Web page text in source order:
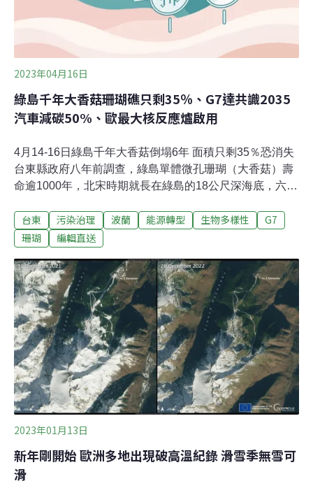
2023年04月16日
綠島千年大香菇珊瑚礁只剩35％、G7達共識2035
汽車減碳50%、歐最大核反應爐啟用
4月14-16日綠島千年大香菇倒塌6年 面積只剩35％恐消失
台東縣政府八年前調查，綠島單體微孔珊瑚（大香菇）壽
命逾1000年，北宋時期就長在綠島的18公尺深海底，六年
8公尺，是世界最大的團塊微孔珊瑚，台東縣政府將它納
入漁業資源保育區範圍，生態非常豐富，吸引許多潛水客
教練發現珊瑚覆蓋面積萎縮只剩35％，擔憂未來恐消失。
（中央社報導）立院三讀環評法龍崎條款 廢開發許可後環
評失效為避免開發許可廢止後衍生後患，立法院會14日三
讀通過修正環境影響評估法部分條文，增訂「龍崎條
款」，明定目的事業主管機關廢止開發許可後，環評審查
結論失效，新法修正前已公告審查結論同樣適用。提案修
法的民進黨立委王定宇在三讀通過後發言表示，2010年行
政院擇定在龍崎區設置南區事業廢棄物綜合處理中心，引
爆當地居民抗爭；他進入
台東 污染治理 波蘭 能源轉型 生物多樣性
G7
珊瑚
編輯直送
2023年01月13日
新年剛開始 歐洲多地出現破高溫紀錄 滑雪季無雪可
滑